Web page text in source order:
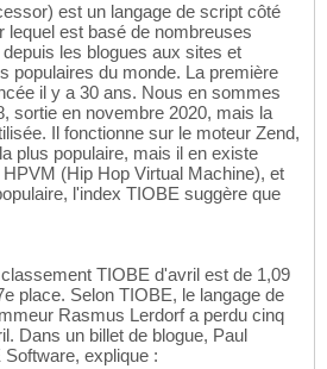
est un langage de script côté
lequel est basé de nombreuses
les blogues aux sites et
populaires du monde. La première
il y a 30 ans. Nous en sommes
sortie en novembre 2020, mais la
Il fonctionne sur le moteur Zend,
plus populaire, mais il en existe
(Hip Hop Virtual Machine), et
l'index TIOBE suggère que
TIOBE d'avril est de 1,09
place. Selon TIOBE, le langage de
Rasmus Lerdorf a perdu cinq
Dans un billet de blogue, Paul
explique :